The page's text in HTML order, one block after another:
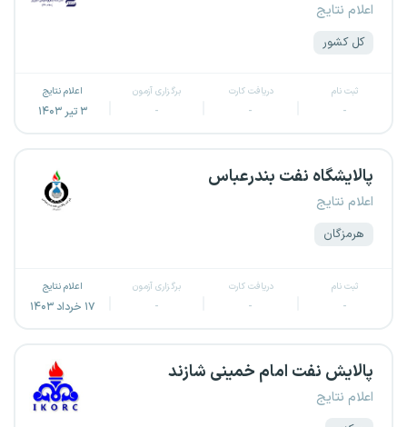
اعلام نتایج
کل کشور
ثبت نام
-
دریافت کارت
-
برگزاری آزمون
-
اعلام نتایج
۳ تیر ۱۴۰۳
پالایشگاه نفت بندرعباس
اعلام نتایج
هرمزگان
ثبت نام
-
دریافت کارت
-
برگزاری آزمون
-
اعلام نتایج
۱۷ خرداد ۱۴۰۳
پالایش نفت امام خمینی شازند
اعلام نتایج